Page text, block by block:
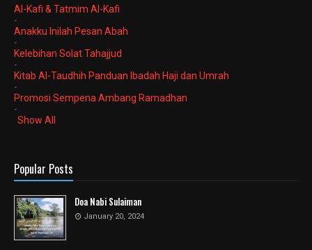
Al-Kafi & Tatmim Al-Kafi
-
Anakku Inilah Pesan Abah
-
Kelebihan Solat Tahajjud
-
Kitab Al-Taudhih Panduan Ibadah Haji dan Umrah
-
Promosi Sempena Ambang Ramadhan
-
Show All
Popular Posts
Doa Nabi Sulaiman
January 20, 2024